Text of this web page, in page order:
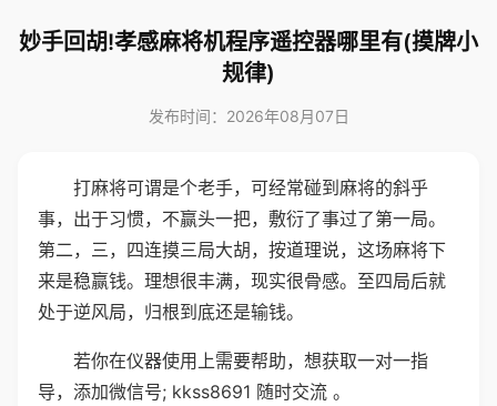
妙手回胡!孝感麻将机程序遥控器哪里有(摸牌小
规律)
发布时间：2026年08月07日
打麻将可谓是个老手，可经常碰到麻将的斜乎
事，出于习惯，不赢头一把，敷衍了事过了第一局。
第二，三，四连摸三局大胡，按道理说，这场麻将下
来是稳赢钱。理想很丰满，现实很骨感。至四局后就
处于逆风局，归根到底还是输钱。
若你在仪器使用上需要帮助，想获取一对一指
导，添加微信号; kkss8691 随时交流 。